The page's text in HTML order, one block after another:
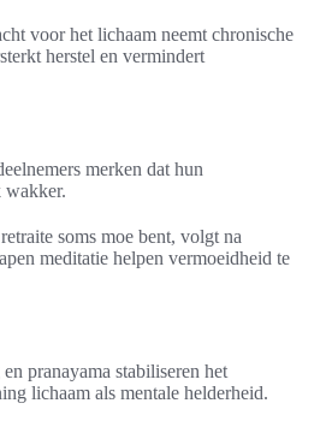
voor het lichaam neemt chronische
herstel en vermindert
merken dat hun
wakker.
soms moe bent, volgt na
meditatie helpen vermoeidheid te
pranayama stabiliseren het
lichaam als mentale helderheid.